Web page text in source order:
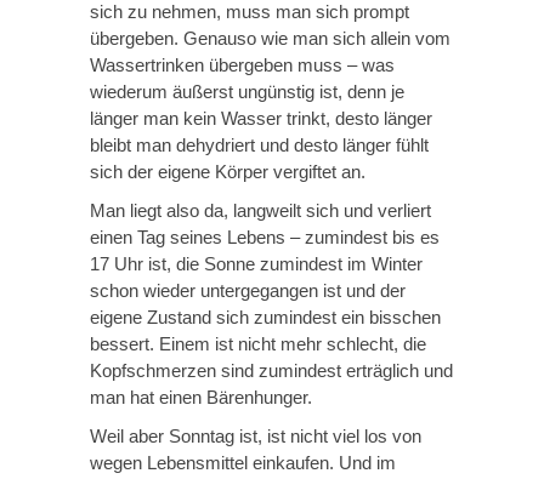
sich zu nehmen, muss man sich prompt
übergeben. Genauso wie man sich allein vom
Wassertrinken übergeben muss – was
wiederum äußerst ungünstig ist, denn je
länger man kein Wasser trinkt, desto länger
bleibt man dehydriert und desto länger fühlt
sich der eigene Körper vergiftet an.
Man liegt also da, langweilt sich und verliert
einen Tag seines Lebens – zumindest bis es
17 Uhr ist, die Sonne zumindest im Winter
schon wieder untergegangen ist und der
eigene Zustand sich zumindest ein bisschen
bessert. Einem ist nicht mehr schlecht, die
Kopfschmerzen sind zumindest erträglich und
man hat einen Bärenhunger.
Weil aber Sonntag ist, ist nicht viel los von
wegen Lebensmittel einkaufen. Und im